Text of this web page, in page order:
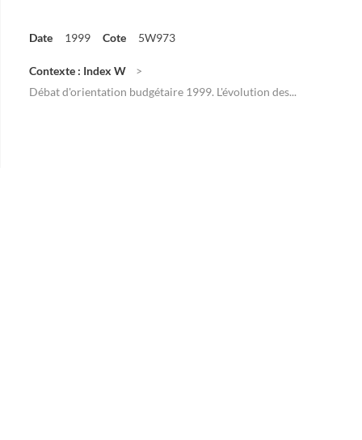
Date 1999 Cote 5W973
Contexte : Index W
Débat d'orientation budgétaire 1999. L'évolution des...